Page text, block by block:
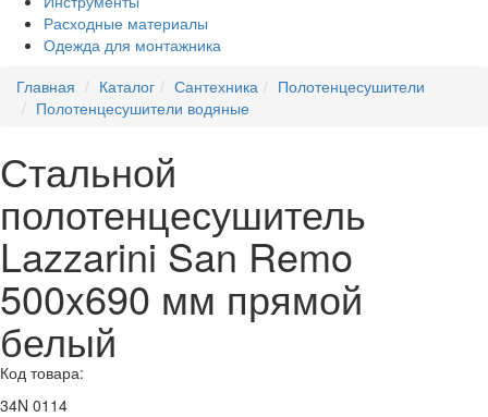
Расходные материалы
Одежда для монтажника
Главная
Каталог Сантехника
Полотенцесушители
Полотенцесушители водяные
Стальной
полотенцесушитель
Lazzarini San Remo
500x690 мм прямой
белый
Код товара:
34N 0114